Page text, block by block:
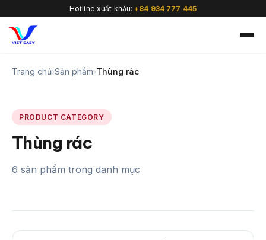
Hotline xuất khẩu:+84 934 777 445
Trang chủ›Sản phẩm›Thùng rác
PRODUCT CATEGORY
Thùng rác
6 sản phẩm trong danh mục